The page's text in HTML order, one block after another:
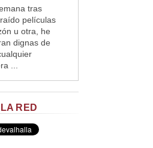
tras
películas
u otra, he
dignas de
...
RED